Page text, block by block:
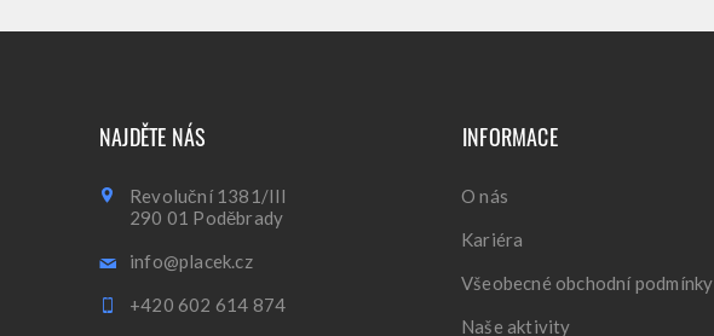
NAJDĚTE NÁS
Revoluční 1381/III
290 01 Poděbrady
info@placek.cz
+420 602 614 874
INFORMACE
O nás
Kariéra
Všeobecné obchodní podmínky
Naše aktivity